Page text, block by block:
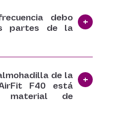
debo
partes de la
de la
F40 está
material de